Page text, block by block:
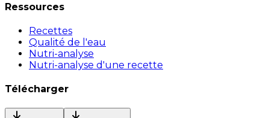
Ressources
Recettes
Qualité de l'eau
Nutri-analyse
Nutri-analyse d'une recette
Télécharger